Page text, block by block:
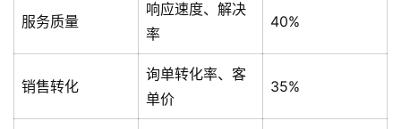
服务质量
响应速度、解决
率
40%
销售转化
询单转化率、客
单价
35%